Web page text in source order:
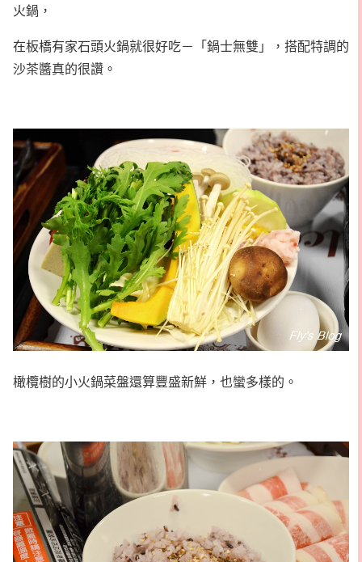
火鍋，
在板橋有家石頭火鍋就很好吃－「鍋士無雙」，搭配特調的
沙茶醬真的很讚。
橄欖樹的小火鍋菜盤還算豐盛新鮮，也蠻多樣的。